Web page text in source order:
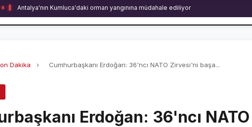
ÖZEL SAYFALAR
ASTROLOJİ
NÖBETÇİ ECZANELER
SON DAKİKA
VİDEO GALERİ
Kırklareli'nde içecek fabrikasında patlama: 2 ölü
Dakika › Cumhurbaşkanı Erdoğan: 36'ncı NATO Zirvesi'ni başa...
Erdoğan: 36'ncı NATO